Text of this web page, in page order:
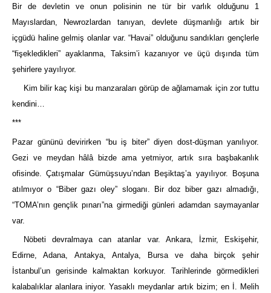
Bir de devletin ve onun polisinin ne tür bir varlık olduğunu 1
Mayıslardan, Newrozlardan tanıyan, devlete düşmanlığı artık bir
içgüdü haline gelmiş olanlar var. “Havai” olduğunu sandıkları gençlerle
“fişekledikleri” ayaklanma, Taksim’i kazanıyor ve üçü dışında tüm
şehirlere yayılıyor.
Kim bilir kaç kişi bu manzaraları görüp de ağlamamak için zor tuttu
kendini…
***
Pazar gününü devirirken “bu iş biter” diyen dost-düşman yanılıyor.
Gezi ve meydan hâlâ bizde ama yetmiyor, artık sıra başbakanlık
ofisinde. Çatışmalar Gümüşsuyu’ndan Beşiktaş’a yayılıyor. Boşuna
atılmıyor o “Biber gazı oley” sloganı. Bir doz biber gazı almadığı,
“TOMA’nın gençlik pınarı”na girmediği günleri adamdan saymayanlar
var.
Nöbeti devralmaya can atanlar var. Ankara, İzmir, Eskişehir,
Edirne, Adana, Antakya, Antalya, Bursa ve daha birçok şehir
İstanbul’un gerisinde kalmaktan korkuyor. Tarihlerinde görmedikleri
kalabalıklar alanlara iniyor. Yasaklı meydanlar artık bizim; en İ. Melih